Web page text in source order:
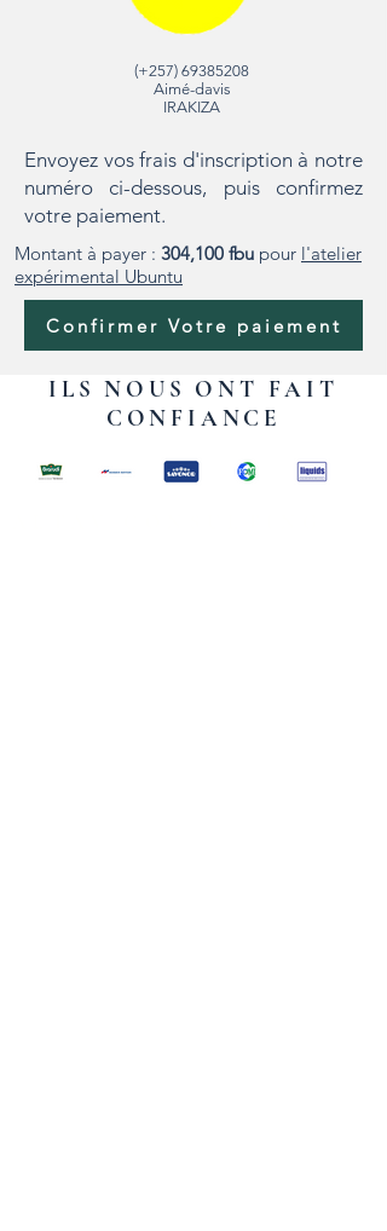
(+257) 69385208
Aimé-davis
IRAKIZA
Envoyez vos frais d'inscription à notre
numéro ci-dessous, puis confirmez
votre paiement.
Montant à payer : 304,100 fbu pour l'atelier
expérimental Ubuntu
Confirmer Votre paiement
ILS NOUS ONT FAIT
CONFIANCE